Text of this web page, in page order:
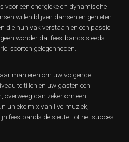
voor een energieke en dynamische
willen blijven dansen en genieten.
die hun vak verstaan en een passie
wonder dat feestbands steeds
soorten gelegenheden.
manieren om uw volgende
te tillen en uw gasten een
overweeg dan zeker om een
unieke mix van live muziek,
feestbands de sleutel tot het succes